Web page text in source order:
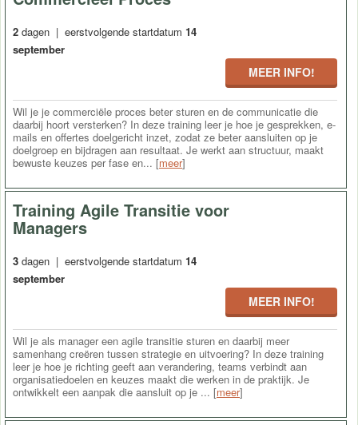
2 dagen | eerstvolgende startdatum 14
september
MEER INFO!
Wil je je commerciële proces beter sturen en de communicatie die
daarbij hoort versterken? In deze training leer je hoe je gesprekken, e-
mails en offertes doelgericht inzet, zodat ze beter aansluiten op je
doelgroep en bijdragen aan resultaat. Je werkt aan structuur, maakt
bewuste keuzes per fase en... [meer]
Training Agile Transitie voor
Managers
3 dagen | eerstvolgende startdatum 14
september
MEER INFO!
Wil je als manager een agile transitie sturen en daarbij meer
samenhang creëren tussen strategie en uitvoering? In deze training
leer je hoe je richting geeft aan verandering, teams verbindt aan
organisatiedoelen en keuzes maakt die werken in de praktijk. Je
ontwikkelt een aanpak die aansluit op je ... [meer]